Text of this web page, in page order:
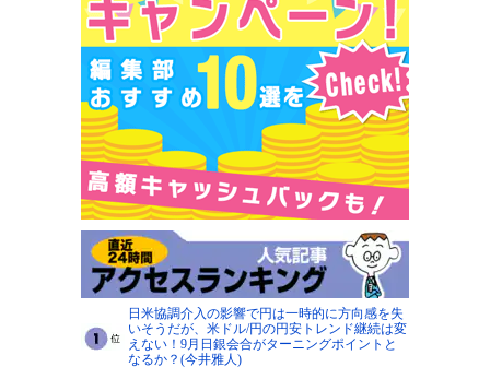
日米協調介入の影響で円は一時的に方向感を失
いそうだが、米ドル/円の円安トレンド継続は変
えない！9月日銀会合がターニングポイントと
なるか？(今井雅人)